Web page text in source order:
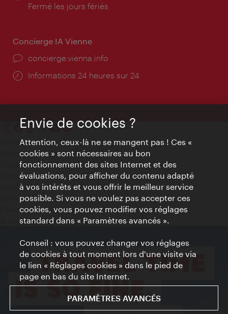
d'ouverture:
Fermé les jours fériés
Concierge IA Vienne
Ort:
concierge.vienna.info
Öffnungszeiten:
Informations 24 heures sur 24
Contact
Mentions obligatoires
Charte sur le respect de la vie privée
Terms of Use
Accessibilité
Contact presse
Paramètres de cookies
© Copyright WienTourismus
Envie de cookies ?
Attention, ceux-là ne se mangent pas ! Ces «
cookies » sont nécessaires au bon
fonctionnement des sites Internet et des
évaluations, pour afficher du contenu adapté
à vos intérêts et vous offrir le meilleur service
possible. Si vous ne voulez pas accepter ces
cookies, vous pouvez modifier vos réglages
standard dans « Paramètres avancés ».
Conseil : vous pouvez changer vos réglages
de cookies à tout moment lors d'une visite via
le lien « Réglages cookies » dans le pied de
page en bas du site Internet.
PARAMÈTRES AVANCÉS